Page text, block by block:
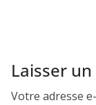
Laisser
Votre adresse